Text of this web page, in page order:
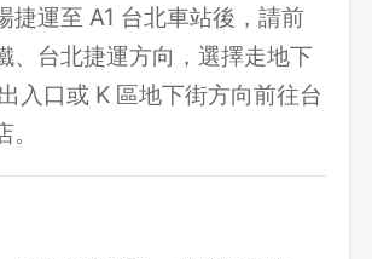
捷運至 A1 台北車站後，請前
、台北捷運方向，選擇走地下
入口或 K 區地下街方向前往台